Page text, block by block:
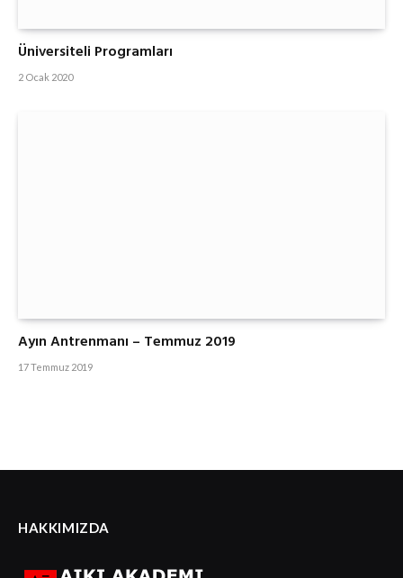
Üniversiteli Programları
2 Ocak 2020
Ayın Antrenmanı – Temmuz 2019
17 Temmuz 2019
HAKKIMIZDA